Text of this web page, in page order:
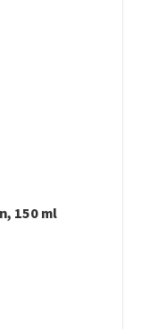
150 ml